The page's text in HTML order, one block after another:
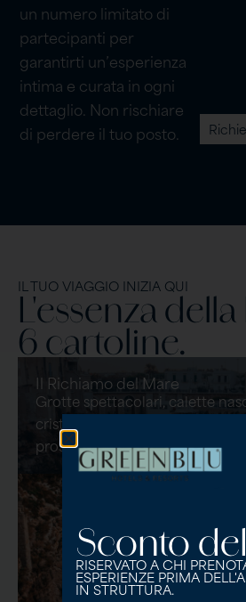
un numero limitato di
partecipanti per
garantirti un’esperienza
intima e curata in ogni
dettaglio. Non rischiare
di perdere il tuo posto.
IL TUO VIAGGIO INIZIA QUI
L'essenza
6 cartoline.
Il Richiamo del Mare
Grotte spettacolari, calette
cristalline. Vivi la costa adriatica
prospettiva unica a bordo dei
Sconto
RISERVATO A CHI
ESPERIENZE PRIMA
IN STRUTTURA.